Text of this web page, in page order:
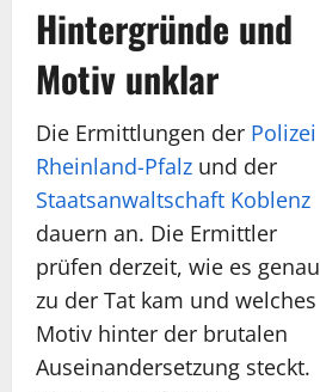
Hintergründe und
Motiv unklar
Die Ermittlungen der Polizei
Rheinland-Pfalz und der
Staatsanwaltschaft Koblenz
dauern an. Die Ermittler
prüfen derzeit, wie es genau
zu der Tat kam und welches
Motiv hinter der brutalen
Auseinandersetzung steckt.